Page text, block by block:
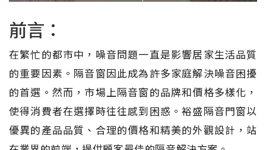
前言：
在繁忙的都市中，噪音問題一直是影響居家生活品質
的重要因素。隔音窗因此成為許多家庭解決噪音困擾
的首選。然而，市場上隔音窗的品牌和價格多樣化，
使得消費者在選擇時往往感到困惑。裕盛隔音門窗以
優異的產品品質、合理的價格和精美的外觀設計，站